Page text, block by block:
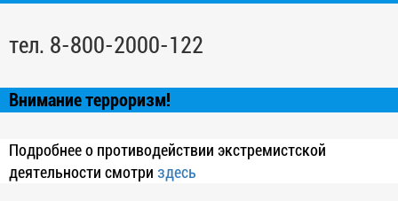
тел. 8-800-2000-122
Внимание терроризм!
Подробнее о противодействии экстремистской
деятельности смотри здесь